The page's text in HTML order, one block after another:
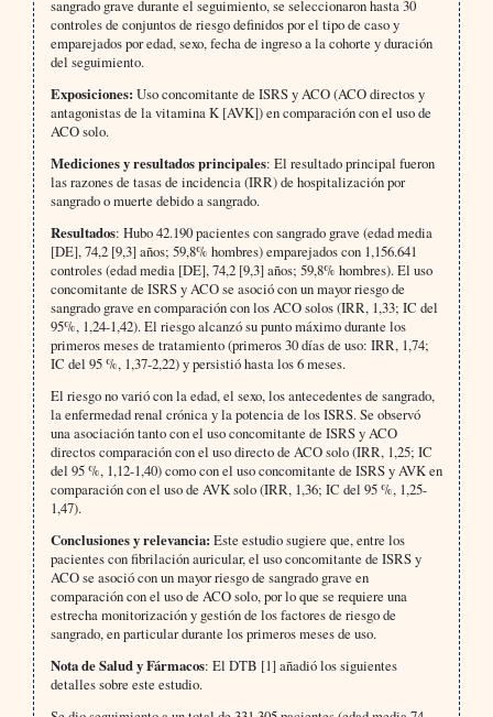
sangrado grave durante el seguimiento, se seleccionaron hasta 30
controles de conjuntos de riesgo definidos por el tipo de caso y
emparejados por edad, sexo, fecha de ingreso a la cohorte y duración
del seguimiento.
Exposiciones: Uso concomitante de ISRS y ACO (ACO directos y
antagonistas de la vitamina K [AVK]) en comparación con el uso de
ACO solo.
Mediciones y resultados principales: El resultado principal fueron
las razones de tasas de incidencia (IRR) de hospitalización por
sangrado o muerte debido a sangrado.
Resultados: Hubo 42.190 pacientes con sangrado grave (edad media
[DE], 74,2 [9,3] años; 59,8% hombres) emparejados con 1,156.641
controles (edad media [DE], 74,2 [9,3] años; 59,8% hombres). El uso
concomitante de ISRS y ACO se asoció con un mayor riesgo de
sangrado grave en comparación con los ACO solos (IRR, 1,33; IC del
95%, 1,24-1,42). El riesgo alcanzó su punto máximo durante los
primeros meses de tratamiento (primeros 30 días de uso: IRR, 1,74;
IC del 95 %, 1,37-2,22) y persistió hasta los 6 meses.
El riesgo no varió con la edad, el sexo, los antecedentes de sangrado,
la enfermedad renal crónica y la potencia de los ISRS. Se observó
una asociación tanto con el uso concomitante de ISRS y ACO
directos comparación con el uso directo de ACO solo (IRR, 1,25; IC
del 95 %, 1,12-1,40) como con el uso concomitante de ISRS y AVK en
comparación con el uso de AVK solo (IRR, 1,36; IC del 95 %, 1,25-
1,47).
Conclusiones y relevancia: Este estudio sugiere que, entre los
pacientes con fibrilación auricular, el uso concomitante de ISRS y
ACO se asoció con un mayor riesgo de sangrado grave en
comparación con el uso de ACO solo, por lo que se requiere una
estrecha monitorización y gestión de los factores de riesgo de
sangrado, en particular durante los primeros meses de uso.
Nota de Salud y Fármacos: El DTB [1] añadió los siguientes
detalles sobre este estudio.